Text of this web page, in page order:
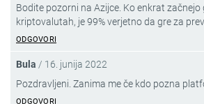
Bodite pozorni na Azijce. Ko enkrat
kriptovalutah, je 99% verjetno da gre za
ODGOVORI
Bula / 16. junija 2022
Pozdravljeni. Zanima me če kdo pozna
ODGOVORI
PRIJAVA NA